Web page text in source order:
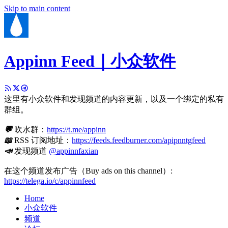
Skip to main content
Appinn Feed｜小众软件
这里有小众软件和发现频道的内容更新，以及一个绑定的私有
群组。
💬吹水群： https://t.me/appinn
📖RSS 订阅地址： https://feeds.feedburner.com/apipnntgfeed
📣发现频道 @appinnfaxian
在这个频道发布广告（Buy ads on this channel）:
https://telega.io/c/appinnfeed
Home
小众软件
频道